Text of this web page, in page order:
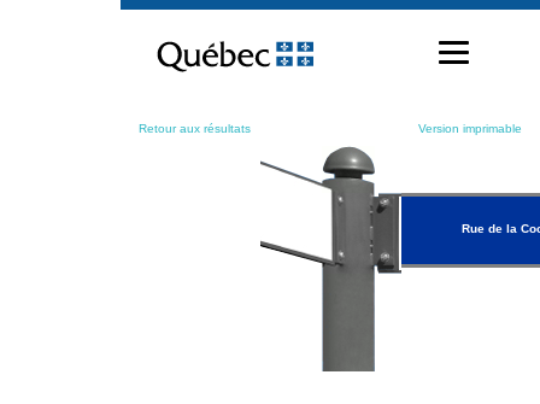
contenu
Retour aux résultats Version imprimable
Rue de la